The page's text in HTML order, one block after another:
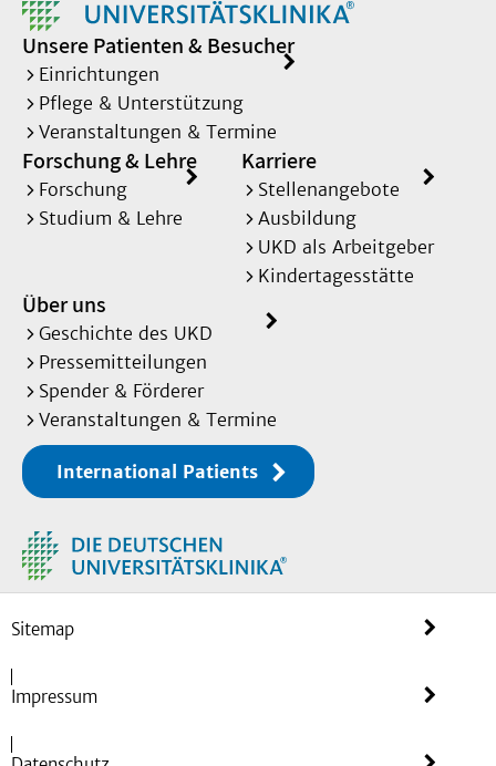
Unsere Patienten & Besucher
Einrichtungen
Pflege & Unterstützung
Veranstaltungen & Termine
Forschung & Lehre
Forschung
Studium & Lehre
Karriere
Stellenangebote
Ausbildung
UKD als Arbeitgeber
Kindertagesstätte
Über uns
Geschichte des UKD
Pressemitteilungen
Spender & Förderer
Veranstaltungen & Termine
International Patients
Sitemap
Impressum